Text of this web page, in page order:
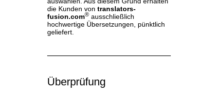
die Kunden von translators-
fusion.com® ausschließlich
hochwertige Übersetzungen, pünktlich
geliefert.
Überprüfung